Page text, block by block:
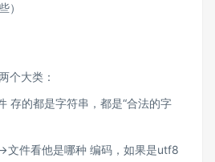
）
个大类：
存的都是字符串，都是“合法的字
文件看他是哪种 编码，如果是utf8